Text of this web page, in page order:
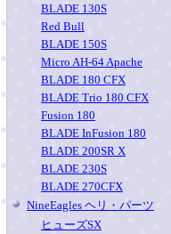
BLADE 130S
Red Bull
BLADE 150S
Micro AH-64 Apache
BLADE 180 CFX
BLADE Trio 180 CFX
Fusion 180
BLADE InFusion 180
BLADE 200SR X
BLADE 230S
BLADE 270CFX
NineEagles ヘリ・パーツ
ヒューズSX